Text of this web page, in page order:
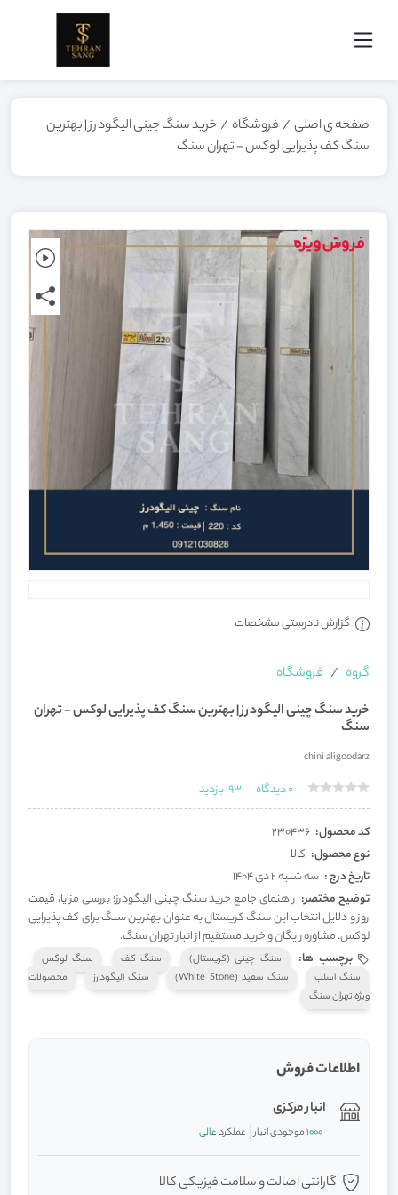
صفحه ی اصلی / فروشگاه / خرید سنگ چینی الیگودرز | بهترین
سنگ کف پذیرایی لوکس - تهران سنگ
گزارش نادرستی مشخصات
گروه
فروشگاه
خرید سنگ چینی الیگودرز | بهترین سنگ کف پذیرایی لوکس - تهران
سنگ
chini aligoodarz
0دیدگاه 193بازدید
کد محصول: 230436
نوع محصول: کالا
تاریخ درج : سه شنبه 2 دی 1404
توضیح مختصر: راهنمای جامع خرید سنگ چینی الیگودرز؛ بررسی مزایا، قیمت
روز و دلایل انتخاب این سنگ کریستال به عنوان بهترین سنگ برای کف پذیرایی
لوکس. مشاوره رایگان و خرید مستقیم از انبار تهران سنگ.
برچسب ها:
سنگ چینی (کریستال) سنگ کف
سنگ لوکس
سنگ اسلب
سنگ سفید (White Stone) سنگ الیگودرز
محصولات
ویژه تهران سنگ
اطلاعات فروش
انبار مرکزی
1000موجودی انبار عملکردعالی
گارانتی اصالت و سلامت فیزیکی کالا